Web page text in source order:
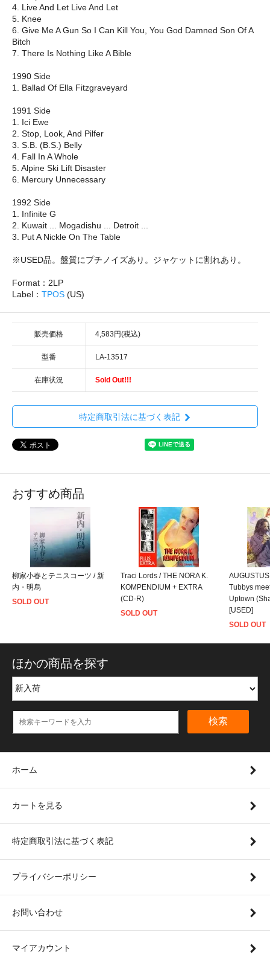
4. Live And Let Live And Let
5. Knee
6. Give Me A Gun So I Can Kill You, You God Damned Son Of A
Bitch
7. There Is Nothing Like A Bible
1990 Side
1. Ballad Of Ella Fitzgraveyard
1991 Side
1. Ici Ewe
2. Stop, Look, And Pilfer
3. S.B. (B.S.) Belly
4. Fall In A Whole
5. Alpine Ski Lift Disaster
6. Mercury Unnecessary
1992 Side
1. Infinite G
2. Kuwait ... Mogadishu ... Detroit ...
3. Put A Nickle On The Table
※USED品。盤質にプチノイズあり。ジャケットに割れあり。
Format：2LP
Label： TPOS (US)
販売価格 4,583円(税込)
型番 LA-13517
在庫状況 Sold Out!!!
特定商取引法に基づく表記
おすすめ商品
柳家小春とテニスコーツ / 新
内・明烏
SOLD OUT
Traci Lords / THE NORA K.
KOMPENDIUM + EXTRA
(CD-R)
SOLD OUT
Tubbys
Uptown
[USED]
SOLD OUT
ほかの商品を探す
検索
ホーム
カートを見る
特定商取引法に基づく表記
プライバシーポリシー
お問い合わせ
マイアカウント